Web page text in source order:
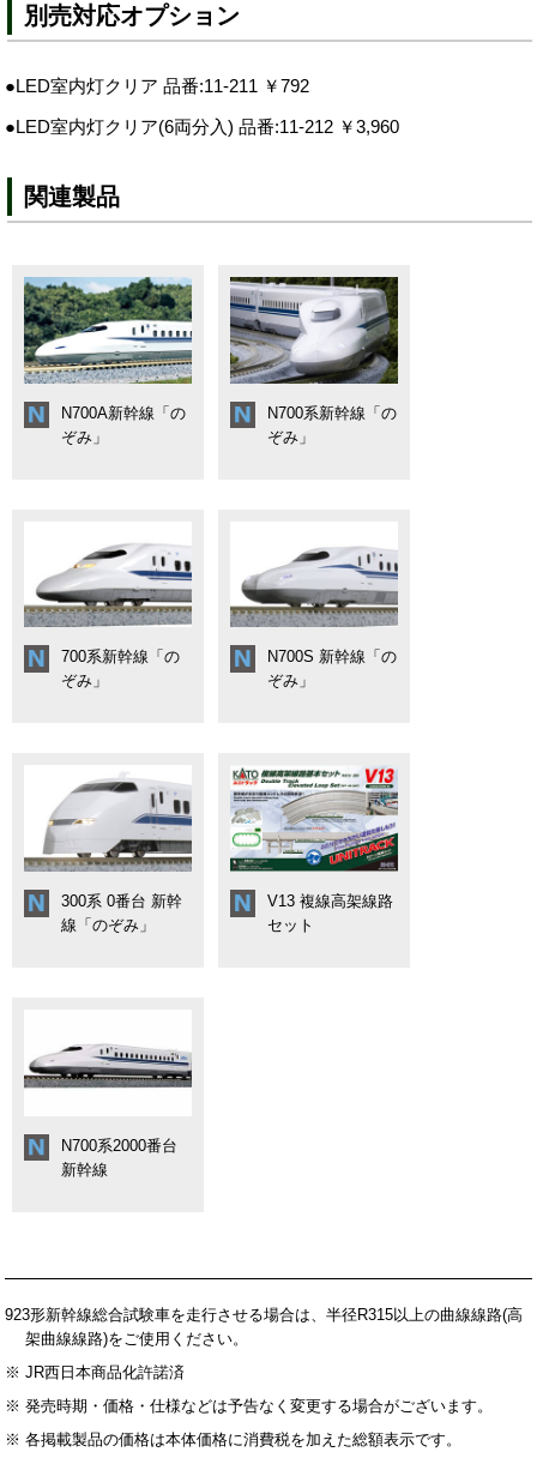
別売対応オプション
●LED室内灯クリア 品番:11-211 ￥792
●LED室内灯クリア(6両分入) 品番:11-212 ￥3,960
関連製品
N700A新幹線「の
ぞみ」
N700系新幹線「の
ぞみ」
700系新幹線「の
ぞみ」
N700S 新幹線「の
ぞみ」
300系 0番台 新幹
線「のぞみ」
V13 複線高架線路
セット
N700系2000番台
新幹線
923形新幹線総合試験車を走行させる場合は、半径R315以上の曲線線路(高
架曲線線路)をご使用ください。
※ JR西日本商品化許諾済
※ 発売時期・価格・仕様などは予告なく変更する場合がございます。
※ 各掲載製品の価格は本体価格に消費税を加えた総額表示です。